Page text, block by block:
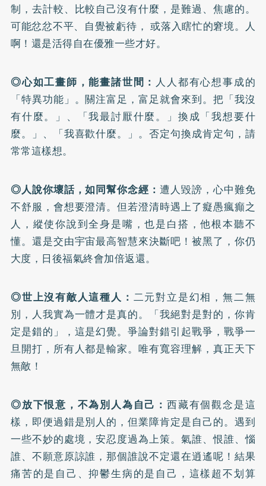
制，去計較、比較自己沒有什麼，是難過、焦慮的。
可能忿忿不平、自覺被虧待， 或落入瞎忙的窘境。人
啊！還是活得自在優雅一些才好。
◎心如工畫師，能畫諸世間： 人人都有心想事成的
「特異功能」。關注富足，富足就會來到。把「我沒
有什麼。」、「我最討厭什麼。」換成「我想要什
麼。」、「我喜歡什麼。」。否定句換成肯定句，請
常常這樣想。
◎人說你壞話，如同幫你念經：遭人毀謗，心中難免
不舒服，會想要澄清。但若澄清時遇上了癡愚瘋癲之
人，縱使你說到全身是嘴，也是白搭，他根本聽不
懂。還是交由宇宙最高智慧來決斷吧！被黑了，你仍
大度，日後福氣終會加倍返還。
◎世上沒有敵人這種人： 二元對立是幻相，無二無
別，人我實為一體才是真的。「我絕對是對的，你肯
定是錯的」，這是幻覺。爭論對錯引起戰爭，戰爭一
旦開打，所有人都是輸家。唯有寬容理解，真正天下
無敵！
◎放下恨意，不為別人為自己：西藏有個觀念是這
樣，即便過錯是別人的，但業障肯定是自己的。遇到
一些不妙的處境，安忍度過為上策。氣誰、恨誰、惱
誰、不願意原諒誰，那個誰說不定還在逍遙呢！結果
痛苦的是自己、抑鬱生病的是自己，這樣超不划算